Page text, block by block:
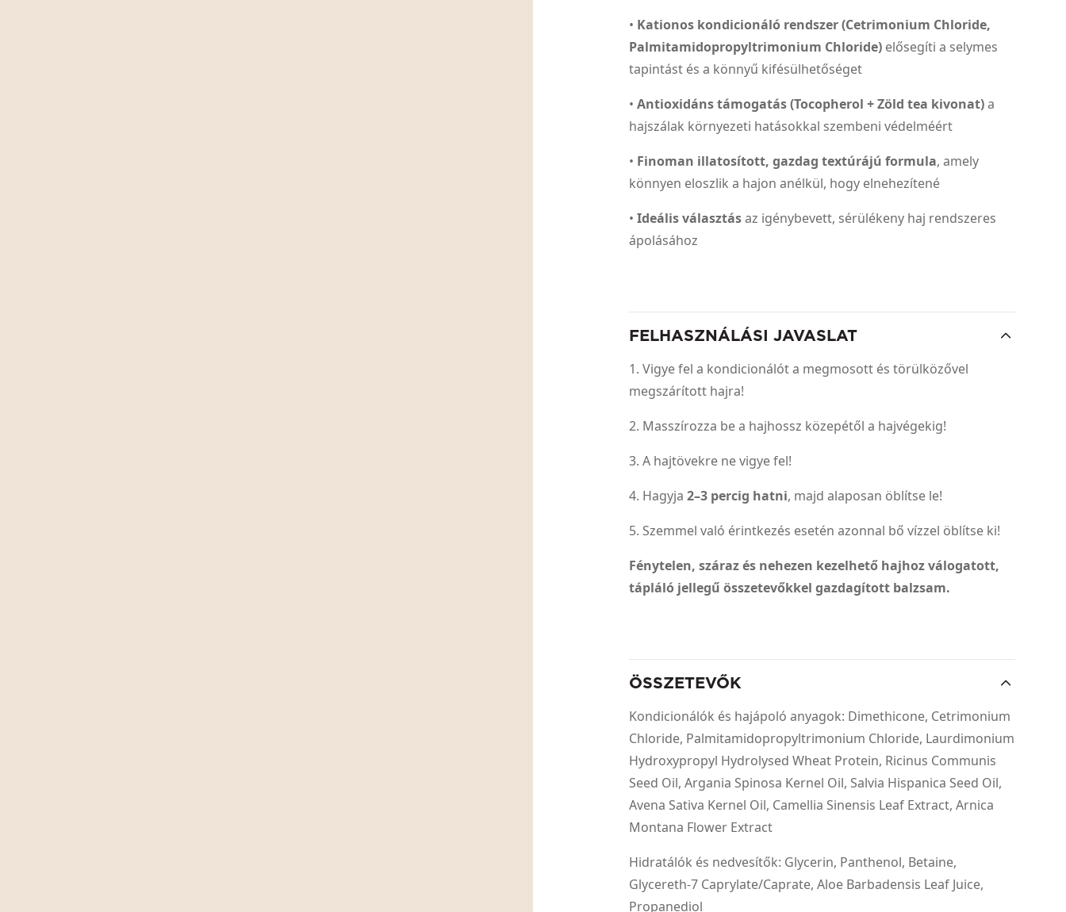
• Kationos kondicionáló rendszer (Cetrimonium Chloride,
Palmitamidopropyltrimonium Chloride) elősegíti a selymes
tapintást és a könnyű kifésülhetőséget
•Antioxidáns támogatás (Tocopherol + Zöld tea kivonat)a
hajszálak környezeti hatásokkal szembeni védelméért
• Finoman illatosított, gazdag textúrájú formula, amely
könnyen eloszlik a hajon anélkül, hogy elnehezítené
•Ideális választásaz igénybevett, sérülékeny haj rendszeres
ápolásához
FELHASZNÁLÁSI JAVASLAT
1. Vigye fel a kondicionálót a megmosott és törülközővel
megszárított hajra!
2. Masszírozza be a hajhossz közepétől a hajvégekig!
3. A hajtövekre ne vigye fel!
4. Hagyja2–3 percig hatni, majd alaposan öblítse le!
5. Szemmel való érintkezés esetén azonnal bő vízzel öblítse ki!
Fénytelen, száraz és nehezen kezelhető hajhoz válogatott,
tápláló jellegű összetevőkkel gazdagított balzsam.
ÖSSZETEVŐK
Kondicionálók és hajápoló anyagok: Dimethicone, Cetrimonium
Chloride, Palmitamidopropyltrimonium Chloride, Laurdimonium
Hydroxypropyl Hydrolysed Wheat Protein, Ricinus Communis
Seed Oil, Argania Spinosa Kernel Oil, Salvia Hispanica Seed Oil,
Avena Sativa Kernel Oil, Camellia Sinensis Leaf Extract, Arnica
Montana Flower Extract
Hidratálók és nedvesítők: Glycerin, Panthenol, Betaine,
Glycereth-7 Caprylate/Caprate, Aloe Barbadensis Leaf Juice,
Propanediol